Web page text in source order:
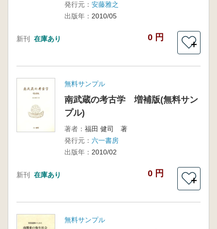
発行元： 安藤雅之
出版年： 2010/05
新刊 在庫あり 0 円
＋
無料サンプル
南武蔵の考古学 増補版(無料サン
プル)
著者： 福田 健司 著
発行元： 六一書房
出版年： 2010/02
新刊 在庫あり 0 円
＋
無料サンプル